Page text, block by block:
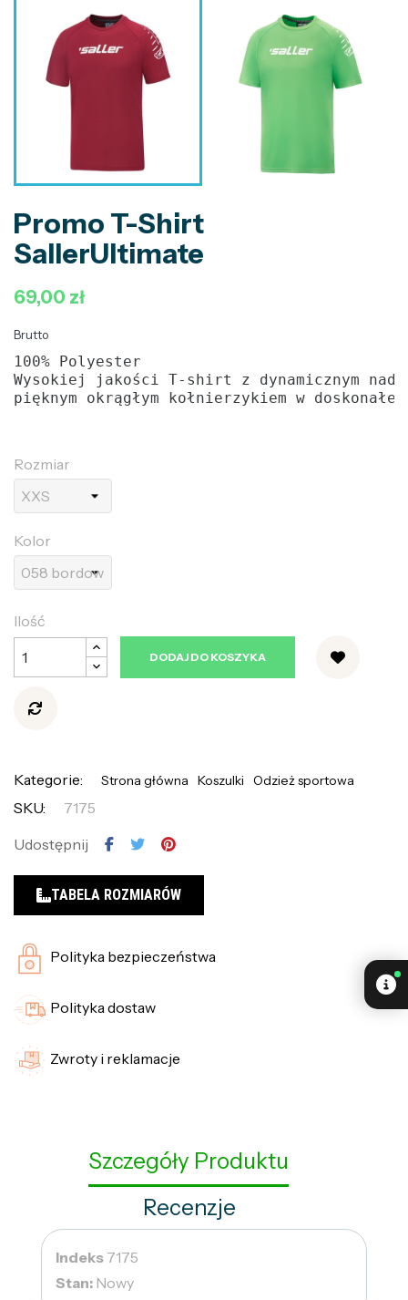
Promo T-Shirt
SallerUltimate
69,00 zł
Brutto
100% Polyester
Wysokiej jakości T-shirt z dynamicznym
pięknym okrągłym kołnierzykiem w
Rozmiar
Kolor
Ilość
DODAJ DO KOSZYKA
Kategorie: Strona główna Koszulki Odzież sportowa
SKU:
7175
Udostępnij
TABELA ROZMIARÓW
Polityka bezpieczeństwa
Polityka dostaw
Zwroty i reklamacje
Szczegóły Produktu
Recenzje
Indeks 7175
Stan: Nowy